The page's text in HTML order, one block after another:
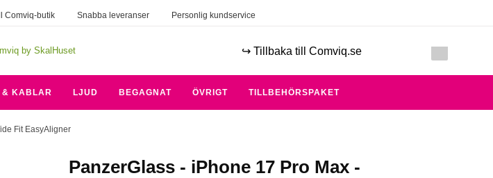
Comviq-butik Snabba leveranser Personlig kundservice
↪️ Tillbaka till Comviq.se
KABLAR LJUD BEGAGNAT ÖVRIGT TILLBEHÖRSPAKET
Fit EasyAligner
PanzerGlass - iPhone 17 Pro Max -